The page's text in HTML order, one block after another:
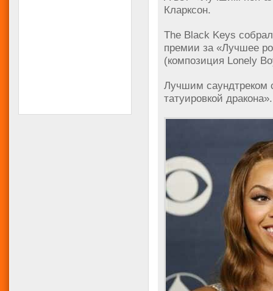
Кларксон.
The Black Keys
премии за «Лучшее
(композиция Lonely
Лучшим саундтреком
татуировкой дракона».